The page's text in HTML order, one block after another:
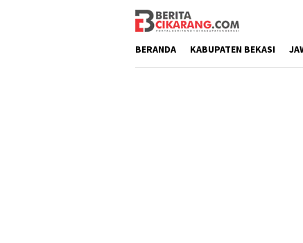
BERANDA KABUPATEN BEKASI